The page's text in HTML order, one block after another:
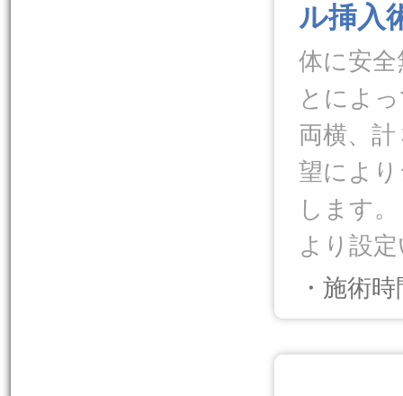
ル挿入
体に安
とによ
両横、
望によ
します
より設
・施術